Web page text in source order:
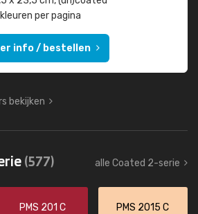
per pagina
info / bestellen
bekijken
(577) alle Coated 2-serie
PMS 201 C PMS 2015 C